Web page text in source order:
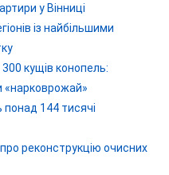
у Вінниці
із найбільшими
кущів конопель:
«нарковрожай»
понад 144 тисячі
реконструкцію очисних